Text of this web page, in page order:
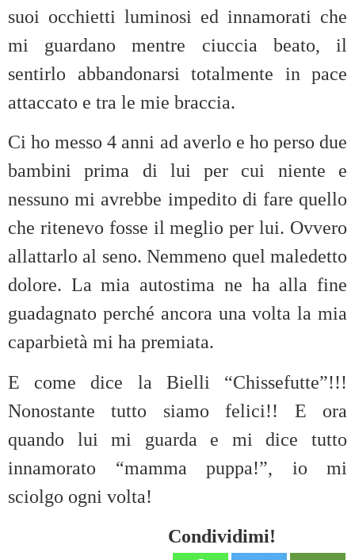
suoi occhietti luminosi ed innamorati che
mi guardano mentre ciuccia beato, il
sentirlo abbandonarsi totalmente in pace
attaccato e tra le mie braccia.
Ci ho messo 4 anni ad averlo e ho perso due
bambini prima di lui per cui niente e
nessuno mi avrebbe impedito di fare quello
che ritenevo fosse il meglio per lui. Ovvero
allattarlo al seno. Nemmeno quel maledetto
dolore. La mia autostima ne ha alla fine
guadagnato perché ancora una volta la mia
caparbietà mi ha premiata.
E come dice la Bielli “Chissefutte”!!!
Nonostante tutto siamo felici!! E ora
quando lui mi guarda e mi dice tutto
innamorato “mamma puppa!”, io mi
sciolgo ogni volta!
Condividimi!